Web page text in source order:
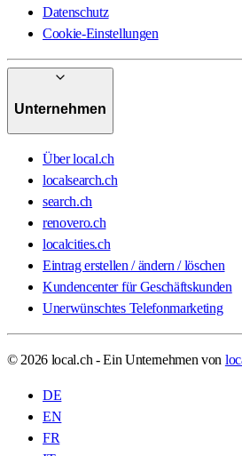
Datenschutz
Cookie-Einstellungen
Unternehmen
Über local.ch
localsearch.ch
search.ch
renovero.ch
localcities.ch
Eintrag erstellen / ändern / löschen
Kundencenter für Geschäftskunden
Unerwünschtes Telefonmarketing
© 2026 local.ch - Ein Unternehmen von
DE
EN
FR